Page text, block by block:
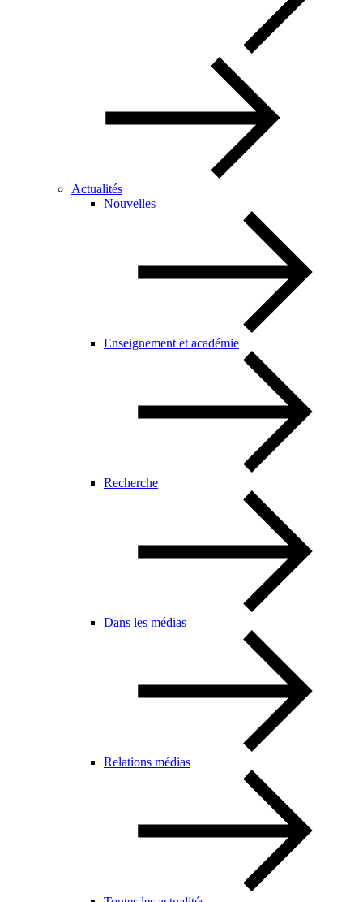
Actualités
Nouvelles
Enseignement et académie
Recherche
Dans les médias
Relations médias